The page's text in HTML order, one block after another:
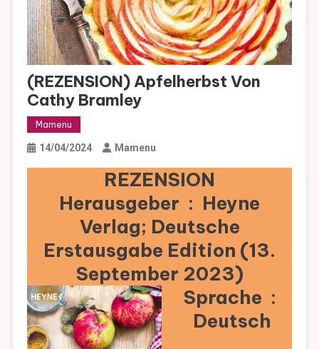
(REZENSION) Apfelherbst Von
Cathy Bramley
Mamenu
14/04/2024 Mamenu
REZENSION
Herausgeber ‏ : ‎ Heyne
Verlag; Deutsche
Erstausgabe Edition (13.
September 2023)
Sprache ‏ : ‎
Deutsch